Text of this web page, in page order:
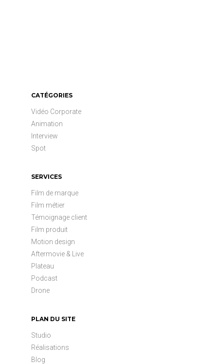
CATÉGORIES
Vidéo Corporate
Animation
Interview
Spot
SERVICES
Film de marque
Film métier
Témoignage client
Film produit
Motion design
Aftermovie & Live
Plateau
Podcast
Drone
PLAN DU SITE
Studio
Réalisations
Blog